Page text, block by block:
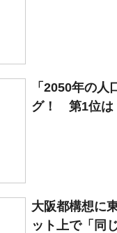
「2050年の
グ！ 第1位は
大阪都構想に
ット上で「同